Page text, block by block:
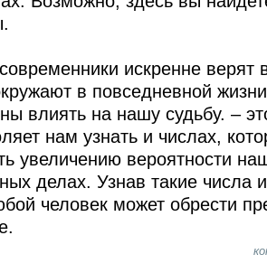
искренне верят
в повседневной
влиять на нашу судьбу. –
нам узнать и числах,
увеличению вероятности
делах. Узнав такие числа
человек может обрести